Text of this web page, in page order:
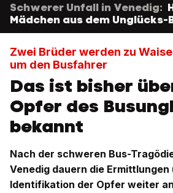
Schwerer Unfall in Venedig:
Mädchen aus dem
Zwei Brüder werden zu
um den Busfahrer
Das ist bisher
Opfer des
bekannt
Nach der schweren Bus-
Venedig dauern die Ermittlungen
Identifikation der Opfer weiter